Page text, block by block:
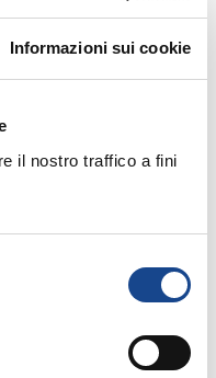
Informazioni sui cookie
il nostro traffico a fini
la legge